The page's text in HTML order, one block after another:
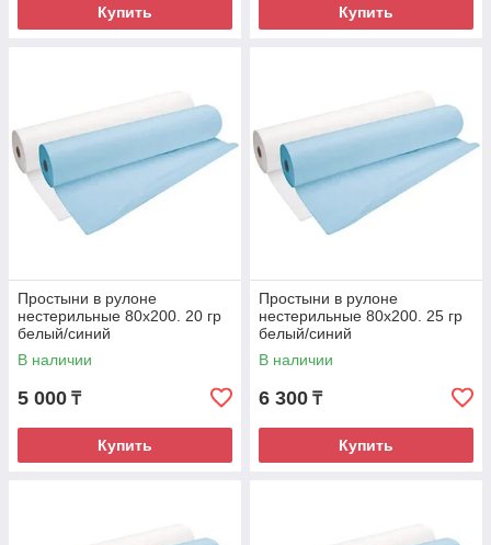
Купить Купить
Простыни в рулоне
нестерильные 80х200. 20 гр
белый/синий
В наличии
5 000 ₸
Купить
Простыни в рулоне
нестерильные 80х200. 25 гр
белый/синий
В наличии
6 300 ₸
Купить